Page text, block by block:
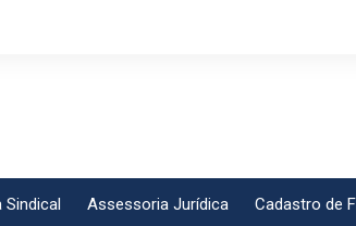
Sindical Assessoria Jurídica Cadastro de